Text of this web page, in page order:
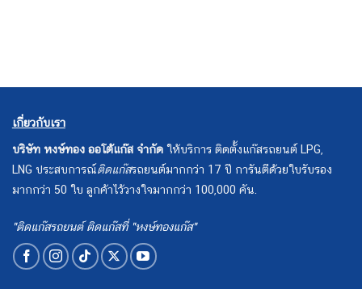
เกี่ยวกับเรา
บริษัท หงษ์ทอง ออโต้แก๊ส จำกัด ให้บริการ ติดตั้งแก๊สรถยนต์ LPG,
LNG ประสบการณ์ติดแก๊สรถยนต์มากกว่า 17 ปี การันตีด้วยใบรับรอง
มากกว่า 50 ใบ ลูกค้าไว้วางใจมากกว่า 100,000 คัน.
"ติดแก๊สรถยนต์ ติดแก๊สที่ "หงษ์ทองแก๊ส"